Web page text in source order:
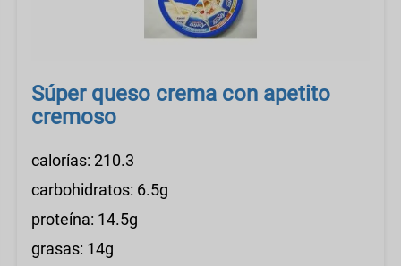
Súper queso crema con apetito
cremoso
calorías: 210.3
carbohidratos: 6.5g
proteína: 14.5g
grasas: 14g